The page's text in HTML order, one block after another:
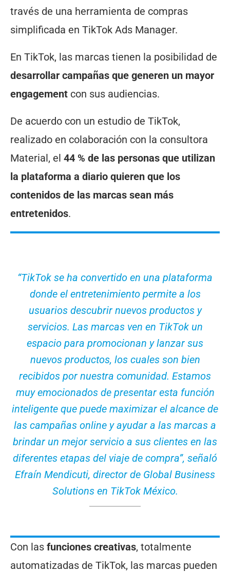
través de una herramienta de compras
simplificada en TikTok Ads Manager.
En TikTok, las marcas tienen la posibilidad de
desarrollar campañas que generen un mayor
engagement con sus audiencias.
De acuerdo con un estudio de TikTok,
realizado en colaboración con la consultora
Material, el 44 % de las personas que utilizan
la plataforma a diario quieren que los
contenidos de las marcas sean más
entretenidos.
“TikTok se ha convertido en una plataforma
donde el entretenimiento permite a los
usuarios descubrir nuevos productos y
servicios. Las marcas ven en TikTok un
espacio para promocionan y lanzar sus
nuevos productos, los cuales son bien
recibidos por nuestra comunidad. Estamos
muy emocionados de presentar esta función
inteligente que puede maximizar el alcance de
las campañas online y ayudar a las marcas a
brindar un mejor servicio a sus clientes en las
diferentes etapas del viaje de compra”, señaló
Efraín Mendicuti, director de Global Business
Solutions en TikTok México.
Con las funciones creativas, totalmente
automatizadas de TikTok, las marcas pueden